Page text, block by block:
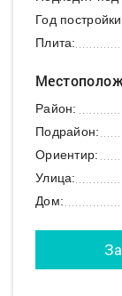
Год
Плита:
Район:
Подрайон:
Ориентир:
Улица:
Дом: